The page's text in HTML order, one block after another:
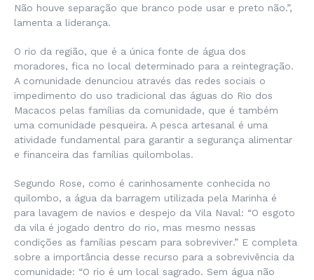
Não houve separação que branco pode usar e preto não.”,
lamenta a liderança.
O rio da região, que é a única fonte de água dos
moradores, fica no local determinado para a reintegração.
A comunidade denunciou através das redes sociais o
impedimento do uso tradicional das águas do Rio dos
Macacos pelas famílias da comunidade, que é também
uma comunidade pesqueira. A pesca artesanal é uma
atividade fundamental para garantir a segurança alimentar
e financeira das famílias quilombolas.
Segundo Rose, como é carinhosamente conhecida no
quilombo, a água da barragem utilizada pela Marinha é
para lavagem de navios e despejo da Vila Naval: “O esgoto
da vila é jogado dentro do rio, mas mesmo nessas
condições as famílias pescam para sobreviver.” E completa
sobre a importância desse recurso para a sobrevivência da
comunidade: “O rio é um local sagrado. Sem água não